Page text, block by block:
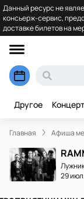
Данный ресурс не
консьерж-сервис,
доставке билетов на
Другое Концерт
Главная Афиша
29